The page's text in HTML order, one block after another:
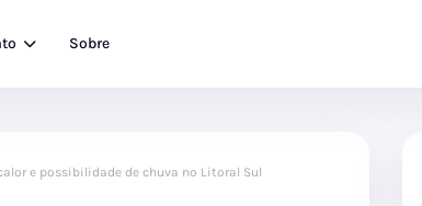
Sobre
e possibilidade de chuva no Litoral Sul